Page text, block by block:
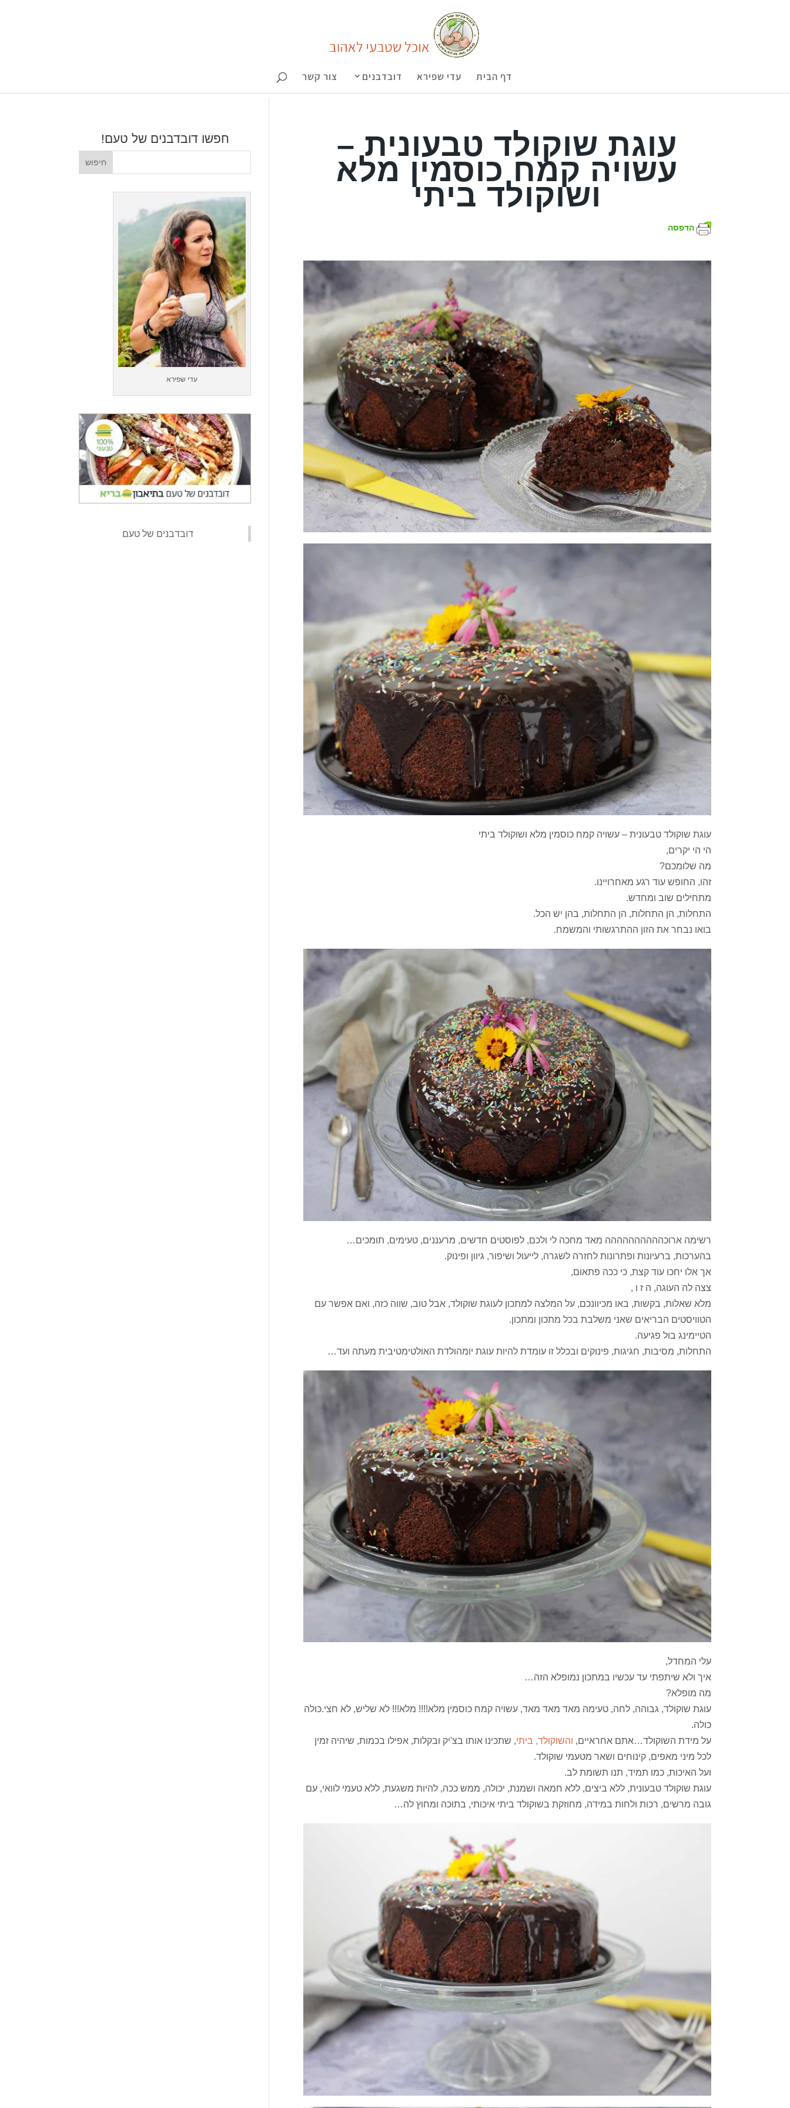
דף הבית עדי שפירא דובדבנים צור קשר
עוגת שוקולד טבעונית –
עשויה קמח כוסמין מלא
ושוקולד ביתי
הדפסה
עוגת שוקולד טבעונית – עשויה קמח כוסמין מלא ושוקולד ביתי
הי הי יקרים,
מה שלומכם?
זהו, החופש עוד רגע מאחרויינו.
מתחילים שוב ומחדש.
התחלות, הן התחלות, הן התחלות, בהן יש הכל.
בואו נבחר את הזון ההתרגשותי והמשמח.
רשימה ארוכהההההההההה מאד מחכה לי ולכם, לפוסטים חדשים, מרעננים, טעימים, תומכים…
בהערכות, ברעיונות ופתרונות לחזרה לשגרה, לייעול ושיפור, גיוון ופינוק.
אך אלו יחכו עוד קצת, כי ככה פתאום,
צצה לה העוגה, ה ז ו ,
מלא שאלות, בקשות, באו מכיוונכם, על המלצה למתכון לעוגת שוקולד, אבל טוב, שווה כזה, ואם אפשר עם
הטוויסטים הבריאים שאני משלבת בכל מתכון ומתכון.
הטיימינג בול פגיעה.
התחלות, מסיבות, חגיגות, פינוקים ובכלל זו עומדת להיות עוגת יומהולדת האולטימטיבית מעתה ועד…
עלי המחדל,
איך ולא שיתפתי עד עכשיו במתכון נמופלא הזה…
מה מופלא?
עוגת שוקולד, גבוהה, לחה, טעימה מאד מאד מאד, עשויה קמח כוסמין מלא!!!! מלא!!! לא שליש, לא חצי.כולה
כולה.
על מידת השוקולד…אתם אחראיים, והשוקולד, ביתי, שתכינו אותו בצ'יק ובקלות, אפילו בכמות, שיהיה זמין
לכל מיני מאפים, קינוחים ושאר מטעמי שוקולד.
ועל האיכות, כמו תמיד, תנו תשומת לב.
עוגת שוקולד טבעונית, ללא ביצים, ללא חמאה ושמנת, יכולה, ממש ככה, להיות משגעת, ללא טעמי לוואי, עם
גובה מרשים, רכות ולחות במידה, מחוזקת בשוקולד ביתי איכותי, בתוכה ומחוץ לה…
חפשו דובדבנים של טעם!
עדי שפירא
‏דובדבנים של טעם‏